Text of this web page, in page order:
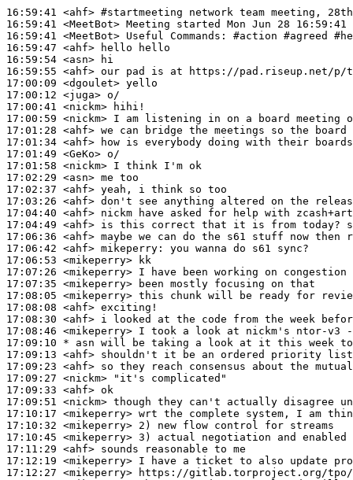
16:59:41 <ahf> #startmeeting network team meeting,
16:59:41 <MeetBot>
16:59:41 <MeetBot>
16:59:47 <ahf>
16:59:54 <asn>
16:59:55 <ahf>
17:00:09 <dgoulet>
17:00:12 <juga>
17:00:41 <nickm>
17:00:59 <nickm>
17:01:28 <ahf>
17:01:34 <ahf>
17:01:49 <GeKo>
17:01:58 <nickm>
17:02:29 <asn>
17:02:37 <ahf>
17:03:26 <ahf>
17:04:40 <ahf>
17:04:49 <ahf>
17:06:36 <ahf>
17:06:42 <ahf> mikeperry:
17:06:53 <mikeperry>
17:07:26 <mikeperry>
17:07:35 <mikeperry>
17:08:05 <mikeperry>
17:08:08 <ahf>
17:08:30 <ahf>
17:08:46 <mikeperry>
17:09:10 * asn will be taking a look at it this week
17:09:13 <ahf>
17:09:23 <ahf>
17:09:27 <nickm>
17:09:33 <ahf>
17:09:51 <nickm>
17:10:17 <mikeperry>
17:10:32 <mikeperry>
17:10:45 <mikeperry>
17:11:29 <ahf>
17:12:19 <mikeperry>
17:12:27 <mikeperry>